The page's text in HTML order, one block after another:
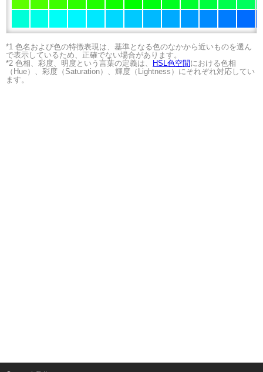
*1 色名および色の特徴表現は、基準となる色のなかから近いものを選ん
で表示しているため、正確でない場合があります。
*2 色相、彩度、明度という言葉の定義は、
HSL色空間 における色相
（Hue）、彩度（Saturation）、輝度（Lightness）にそれぞれ対応してい
ます。